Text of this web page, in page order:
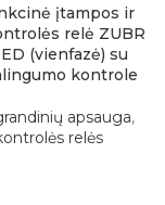
įtampos ir
relė ZUBR
(vienfazė) su
kontrole
apsauga,
relės